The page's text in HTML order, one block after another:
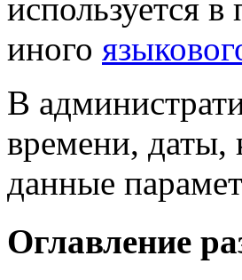
используется
иного
В
времени, даты,
данные
Оглавление